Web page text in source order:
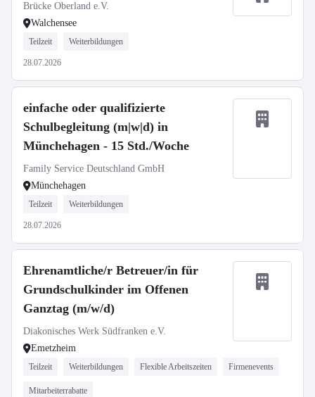
Brücke Oberland e.V.
Walchensee
Teilzeit Weiterbildungen
28.07.2026
einfache oder qualifizierte
Schulbegleitung (m|w|d) in
Münchehagen - 15 Std./Woche
Family Service Deutschland GmbH
Münchehagen
Teilzeit Weiterbildungen
28.07.2026
Ehrenamtliche/r Betreuer/in für
Grundschulkinder im Offenen
Ganztag (m/w/d)
Diakonisches Werk Südfranken e.V.
Emetzheim
Teilzeit Weiterbildungen Flexible Arbeitszeiten Firmenevents
Mitarbeiterrabatte